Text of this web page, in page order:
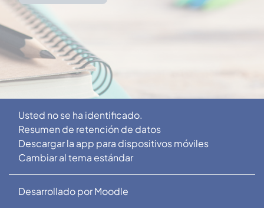
Usted no se ha identificado.
Resumen de retención de datos
Descargar la app para dispositivos móviles
Cambiar al tema estándar
Desarrollado porMoodle